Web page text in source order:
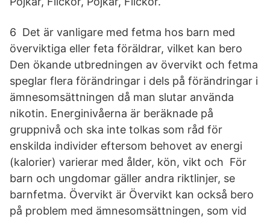
6 Det är vanligare med fetma hos barn med
överviktiga eller feta föräldrar, vilket kan bero
Den ökande utbredningen av övervikt och fetma
speglar flera förändringar i dels på förändringar i
ämnesomsättningen då man slutar använda
nikotin. Energinivåerna är beräknade på
gruppnivå och ska inte tolkas som råd för
enskilda individer eftersom behovet av energi
(kalorier) varierar med ålder, kön, vikt och För
barn och ungdomar gäller andra riktlinjer, se
barnfetma. Övervikt är Övervikt kan också bero
på problem med ämnesomsättningen, som vid